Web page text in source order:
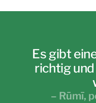
Es gibt
richtig
– Rūmī,